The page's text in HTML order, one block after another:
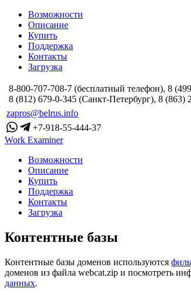
Возможности
Описание
Купить
Поддержка
Контакты
Загрузка
8-800-707-708-7 (бесплатный телефон), 8
8 (812) 679-0-345 (Санкт-Петербург), 8 (863)
zapros@belrus.info
+7-918-55-444-37
Work Examiner
Возможности
Описание
Купить
Поддержка
Контакты
Загрузка
Контентные базы
Контентные базы доменов используются
доменов из файла webcat.zip и посмотреть
данных.